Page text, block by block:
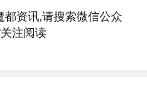
都资讯,请搜索微信公众
注阅读